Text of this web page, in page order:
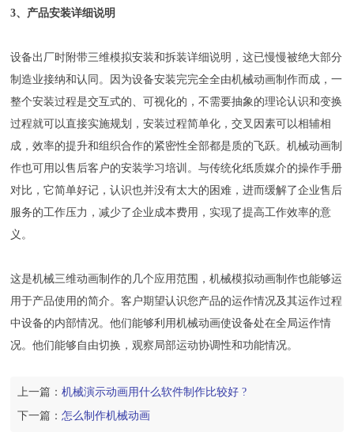
3、产品安装详细说明
设备出厂时附带三维模拟安装和拆装详细说明，这已慢慢被绝大部分
制造业接纳和认同。因为设备安装完完全全由机械动画制作而成，一
整个安装过程是交互式的、可视化的，不需要抽象的理论认识和变换
过程就可以直接实施规划，安装过程简单化，交叉因素可以相辅相
成，效率的提升和组织合作的紧密性全部都是质的飞跃。机械动画制
作也可用以售后客户的安装学习培训。与传统化纸质媒介的操作手册
对比，它简单好记，认识也并没有太大的困难，进而缓解了企业售后
服务的工作压力，减少了企业成本费用，实现了提高工作效率的意
义。
这是机械三维动画制作的几个应用范围，机械模拟动画制作也能够运
用于产品使用的简介。客户期望认识您产品的运作情况及其运作过程
中设备的内部情况。他们能够利用机械动画使设备处在全局运作情
况。他们能够自由切换，观察局部运动协调性和功能情况。
上一篇：机械演示动画用什么软件制作比较好 ?
下一篇：怎么制作机械动画